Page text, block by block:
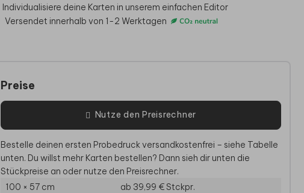
DANKESKARTE EINLEGEBLATT SAVE-
Individualisiere deine Karten in unserem einfachen Editor
Versendet innerhalb von 1-2 Werktagen
Preise
Nutze den Preisrechner
Bestelle deinen ersten Probedruck versandkostenfrei – siehe Tabelle
unten. Du willst mehr Karten bestellen? Dann sieh dir unten die
Stückpreise an oder nutze den Preisrechner.
100 × 57 cm
ab 39,99 €Stckpr.